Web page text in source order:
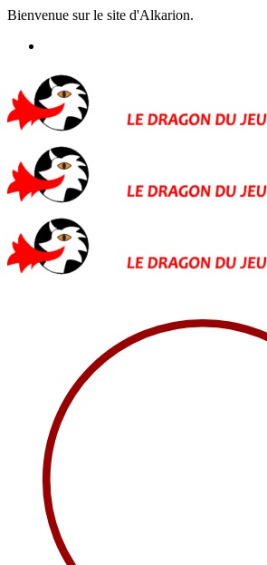
Bienvenue sur le site d'Alkarion.